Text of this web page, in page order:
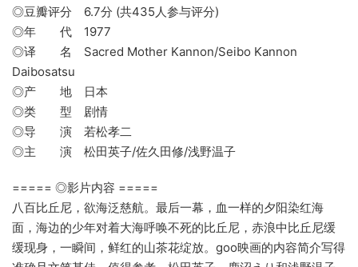
◎豆瓣评分 6.7分 (共435人参与评分)
◎年 代 1977
◎译 名 Sacred Mother Kannon/Seibo Kannon
Daibosatsu
◎产 地 日本
◎类 型 剧情
◎导 演 若松孝二
◎主 演 松田英子/佐久田修/浅野温子
===== ◎影片内容 =====
八百比丘尼，欲海泛慈航。最后一幕，血一样的夕阳染红海
面，海边的少年对着大海呼唤不死的比丘尼，赤浪中比丘尼缓
缓现身，一瞬间，鲜红的山茶花绽放。goo映画的内容简介写得